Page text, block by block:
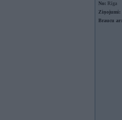
No: Rīga
Ziņojumi:
Braucu ar: